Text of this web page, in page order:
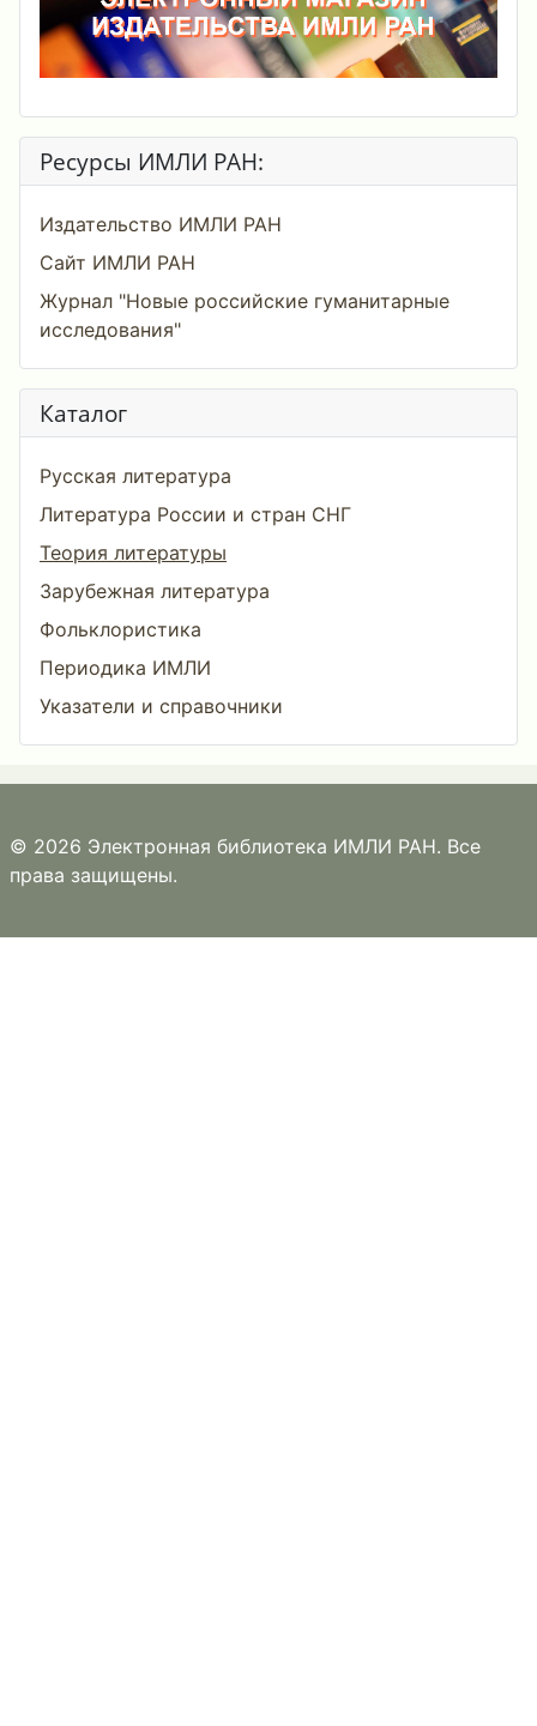
Ресурсы ИМЛИ РАН:
Издательство ИМЛИ РАН
Сайт ИМЛИ РАН
Журнал "Новые российские гуманитарные
исследования"
Каталог
Русская литература
Литература России и стран СНГ
Теория литературы
Зарубежная литература
Фольклористика
Периодика ИМЛИ
Указатели и справочники
© 2026 Электронная библиотека ИМЛИ РАН. Все
права защищены.